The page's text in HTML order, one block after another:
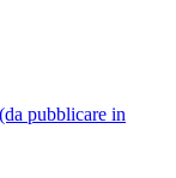
pubblicare in